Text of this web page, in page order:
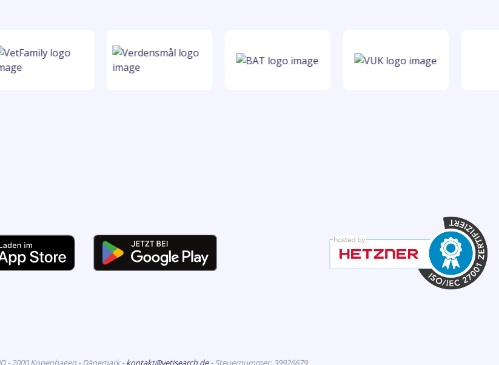
- 2000 Kopenhagen - Dänemark -kontakt@vetisearch.de- Steuernummer: 39926679